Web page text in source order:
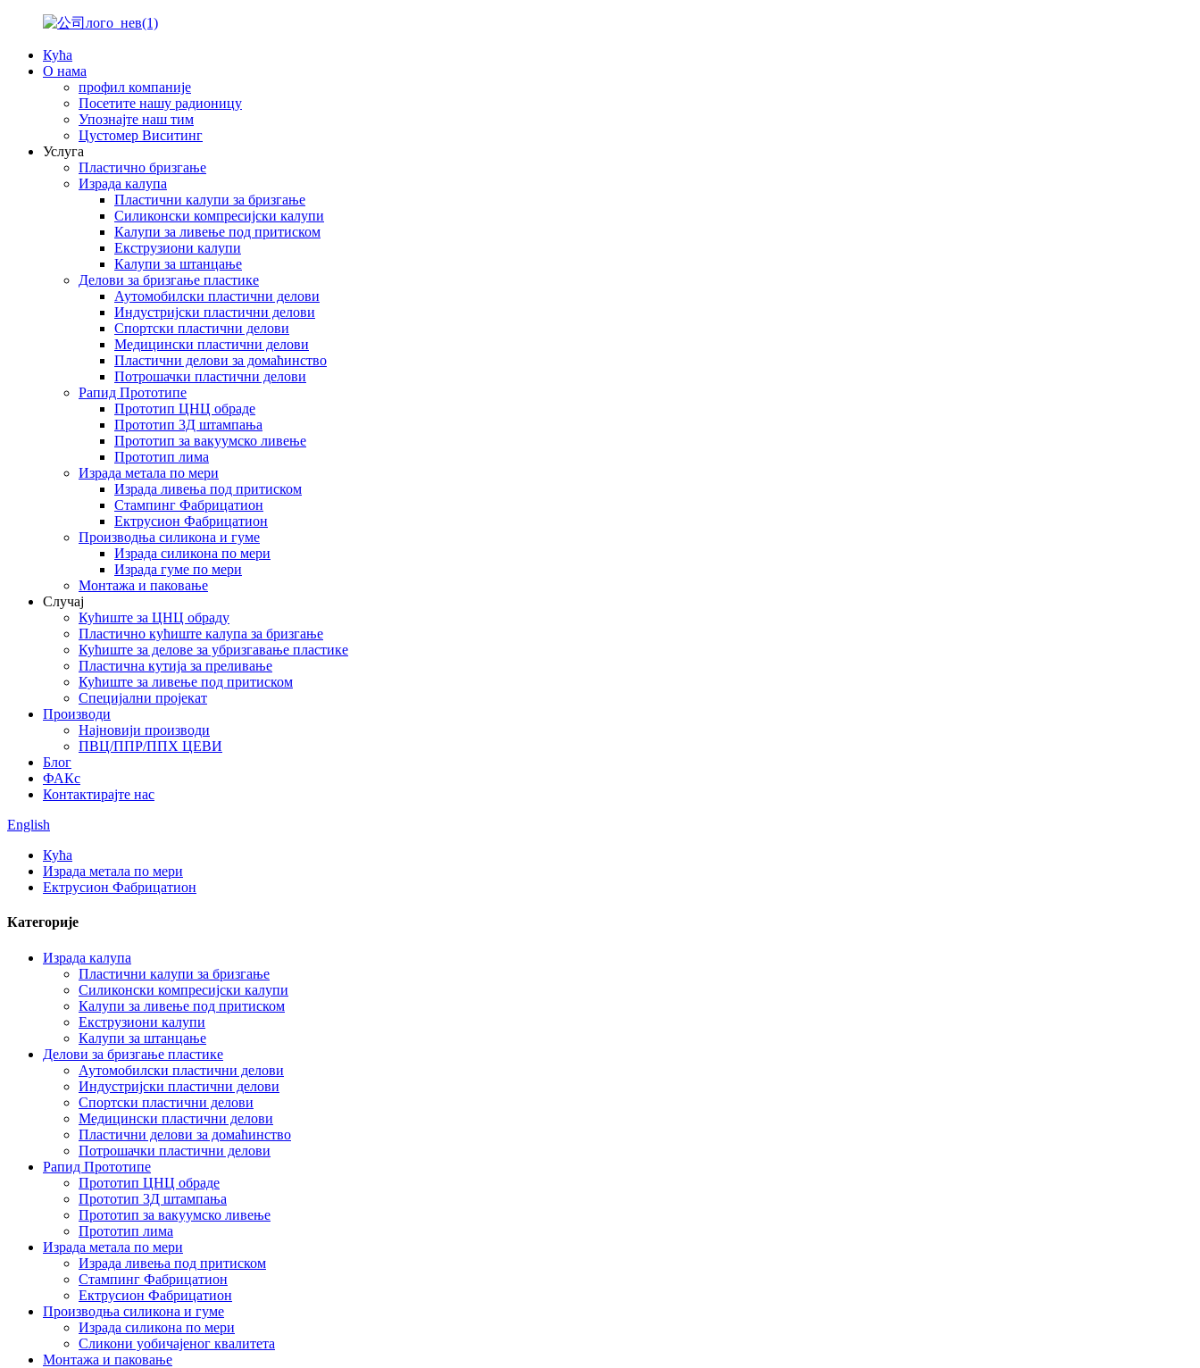
Кућа
О нама
профил компаније
Посетите нашу радионицу
Упознајте наш тим
Цустомер Виситинг
Услуга
Пластично бризгање
Израда калупа
Пластични калупи за бризгање
Силиконски компресијски калупи
Калупи за ливење под притиском
Екструзиони калупи
Калупи за штанцање
Делови за бризгање пластике
Аутомобилски пластични делови
Индустријски пластични делови
Спортски пластични делови
Медицински пластични делови
Пластични делови за домаћинство
Потрошачки пластични делови
Рапид Прототипе
Прототип ЦНЦ обраде
Прототип 3Д штампања
Прототип за вакуумско ливење
Прототип лима
Израда метала по мери
Израда ливења под притиском
Стампинг Фабрицатион
Ектрусион Фабрицатион
Производња силикона и гуме
Израда силикона по мери
Израда гуме по мери
Монтажа и паковање
Случај
Кућиште за ЦНЦ обраду
Пластично кућиште калупа за бризгање
Кућиште за делове за убризгавање пластике
Пластична кутија за преливање
Кућиште за ливење под притиском
Специјални пројекат
Производи
Најновији производи
ПВЦ/ППР/ППХ ЦЕВИ
Блог
ФАКс
Контактирајте нас
English
Кућа
Израда метала по мери
Ектрусион Фабрицатион
Категорије
Израда калупа
Пластични калупи за бризгање
Силиконски компресијски калупи
Калупи за ливење под притиском
Екструзиони калупи
Калупи за штанцање
Делови за бризгање пластике
Аутомобилски пластични делови
Индустријски пластични делови
Спортски пластични делови
Медицински пластични делови
Пластични делови за домаћинство
Потрошачки пластични делови
Рапид Прототипе
Прототип ЦНЦ обраде
Прототип 3Д штампања
Прототип за вакуумско ливење
Прототип лима
Израда метала по мери
Израда ливења под притиском
Стампинг Фабрицатион
Ектрусион Фабрицатион
Производња силикона и гуме
Израда силикона по мери
Сликони уобичајеног квалитета
Монтажа и паковање